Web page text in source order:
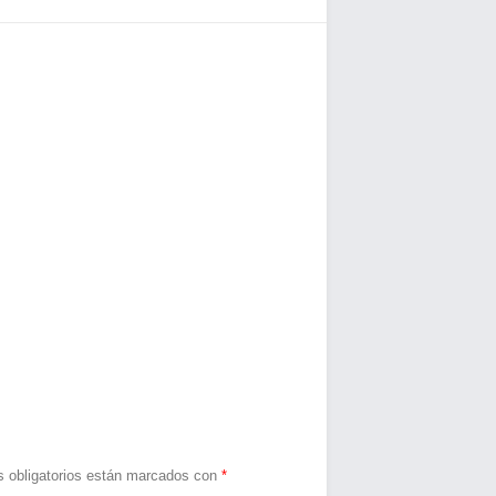
obligatorios están marcados con*